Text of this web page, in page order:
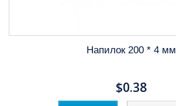
Напилок 200 * 4 мм
$0.38